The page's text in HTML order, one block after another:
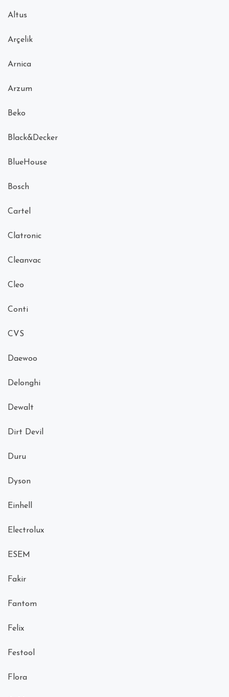
Altus
Arçelik
Arnica
Arzum
Beko
Black&Decker
BlueHouse
Bosch
Cartel
Clatronic
Cleanvac
Cleo
Conti
CVS
Daewoo
Delonghi
Dewalt
Dirt Devil
Duru
Dyson
Einhell
Electrolux
ESEM
Fakir
Fantom
Felix
Festool
Flora